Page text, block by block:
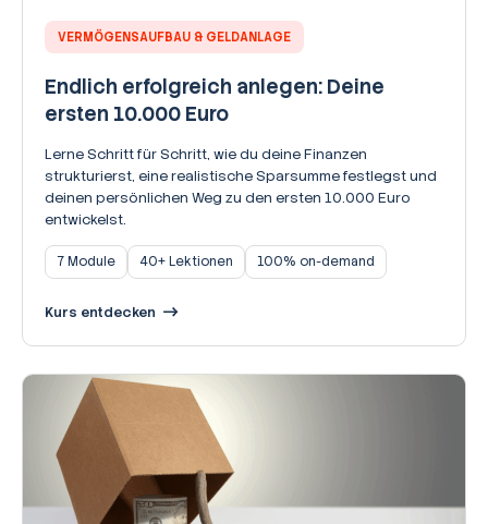
VERMÖGENSAUFBAU & GELDANLAGE
Endlich erfolgreich anlegen: Deine
ersten 10.000 Euro
Lerne Schritt für Schritt, wie du deine Finanzen
strukturierst, eine realistische Sparsumme festlegst und
deinen persönlichen Weg zu den ersten 10.000 Euro
entwickelst.
7 Module 40+ Lektionen 100% on-demand
Kurs entdecken